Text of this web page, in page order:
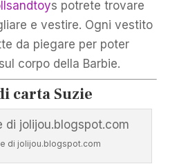
s potrete trovare
e vestire. Ogni vestito
da piegare per poter
corpo della Barbie.
carta Suzie
di jolijou.blogspot.com